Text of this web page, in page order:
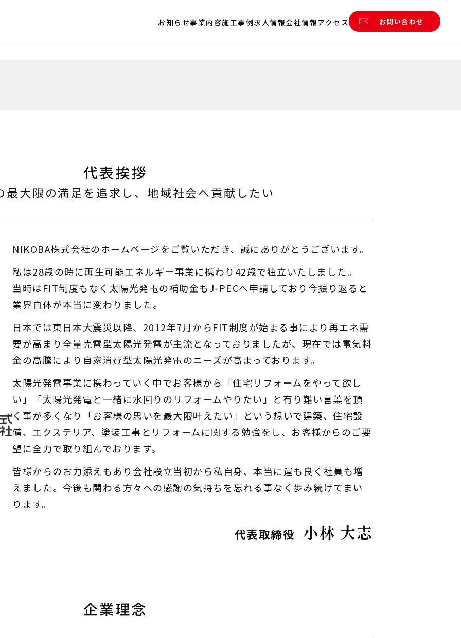
お知らせ事業内容施工事例求人情報会社情報アクセス お問い合わせ
代表挨拶
最大限の満足を追求し、 地域社会へ貢献したい
NIKOBA株式会社のホームページをご覧いただき、誠にありがとうございます。
私は28歳の時に再生可能エネルギー事業に携わり42歳で独立いたしました。
当時はFIT制度もなく太陽光発電の補助金もJ-PECへ申請しており今振り返ると
業界自体が本当に変わりました。
日本では東日本大震災以降、2012年7月からFIT制度が始まる事により再エネ需
要が高まり全量売電型太陽光発電が主流となっておりましたが、現在では電気料
金の高騰により自家消費型太陽光発電のニーズが高まっております。
太陽光発電事業に携わっていく中でお客様から「住宅リフォームをやって欲し
い」「太陽光発電と一緒に水回りのリフォームやりたい」と有り難い言葉を頂
く事が多くなり「お客様の思いを最大限叶えたい」という想いで建築、住宅設
備、エクステリア、塗装工事とリフォームに関する勉強をし、お客様からのご要
望に全力で取り組んでおります。
皆様からのお力添えもあり会社設立当初から私自身、本当に運も良く社員も増
えました。今後も関わる方々への感謝の気持ちを忘れる事なく歩み続けてまい
ります。
代表取締役 小林 大志
企業理念